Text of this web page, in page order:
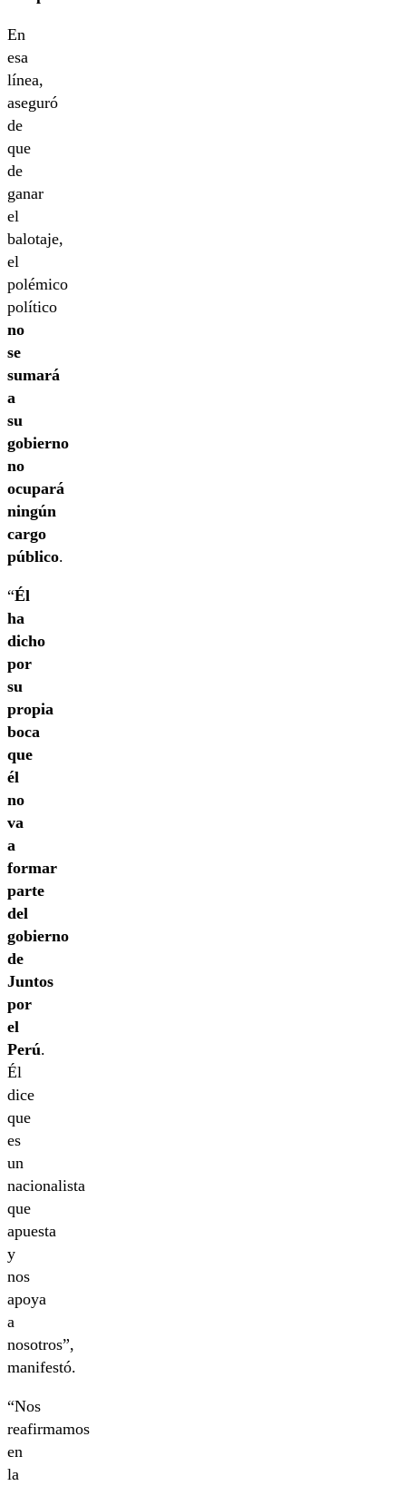
En
esa
línea,
aseguró
de
que
de
ganar
el
balotaje,
el
polémico
político
no
se
sumará
a
su
gobierno
no
ocupará
ningún
cargo
público.
“Él
ha
dicho
por
su
propia
boca
que
él
no
va
a
formar
parte
del
gobierno
de
Juntos
por
el
Perú.
Él
dice
que
es
un
nacionalista
que
apuesta
y
nos
apoya
a
nosotros”,
manifestó.
“Nos
reafirmamos
en
la